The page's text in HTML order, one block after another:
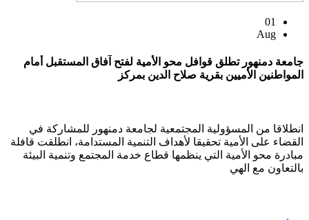
01
Aug
جامعة دمنهور تطلق قوافل محو الأمية لفتح آفاق المستقبل أمام
المواطنين الأميين بقرية صلاح الدين بمركز
انطلاقا من المسؤولية المجتمعية لجامعة دمنهور للمشاركة في
القضاء على الأمية تحقيقا لأهداف التنمية المستدامة، انطلقت قافلة
مبادرة محو الأمية التي ينظمها قطاع خدمة المجتمع وتنمية البيئة
بالتعاون مع الهي